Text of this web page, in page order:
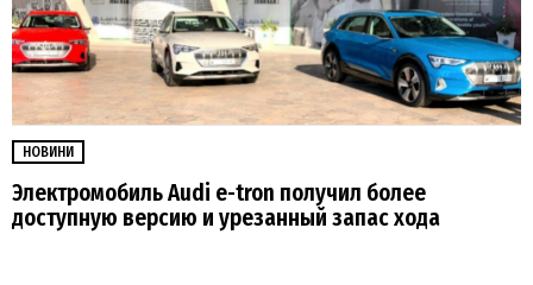
НОВИНИ
Электромобиль Audi e-tron получил более
доступную версию и урезанный запас хода